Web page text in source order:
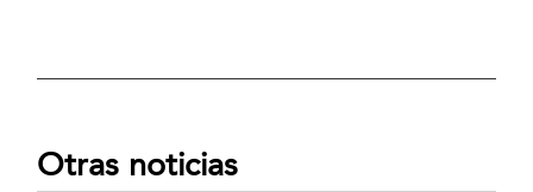
Otras noticias